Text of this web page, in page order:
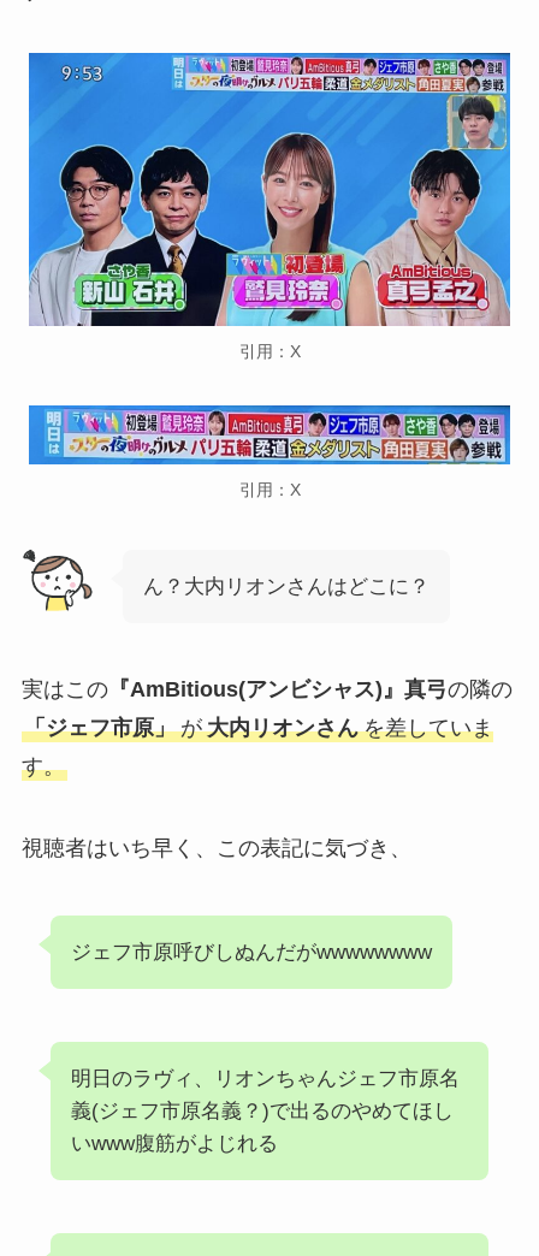
引用：X
引用：X
ん？大内リオンさんはどこに？
実はこの『AmBitious(アンビシャス)』真弓の隣の
「ジェフ市原」 が 大内リオンさん を差していま
す。
視聴者はいち早く、この表記に気づき、
ジェフ市原呼びしぬんだがwwwwwwww
明日のラヴィ、リオンちゃんジェフ市原名
義(ジェフ市原名義？)で出るのやめてほし
いwww腹筋がよじれる